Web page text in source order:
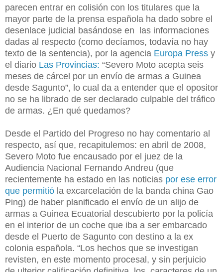
parecen entrar en colisión con los titulares que la
mayor parte de la prensa española ha dado sobre el
desenlace judicial basándose en las informaciones
dadas al respecto (como decíamos, todavía no hay
texto de la sentencia), por la agencia Europa Press y
el diario Las Provincias: “Severo Moto acepta seis
meses de cárcel por un envío de armas a Guinea
desde Sagunto”, lo cual da a entender que el opositor
no se ha librado de ser declarado culpable del tráfico
de armas. ¿En qué quedamos?
Desde el Partido del Progreso no hay comentario al
respecto, así que, recapitulemos: en abril de 2008,
Severo Moto fue encausado por el juez de la
Audiencia Nacional Fernando Andreu (que
recientemente ha estado en las noticias por ese error
que permitió la excarcelación de la banda china Gao
Ping) de haber planificado el envío de un alijo de
armas a Guinea Ecuatorial descubierto por la policía
en el interior de un coche que iba a ser embarcado
desde el Puerto de Sagunto con destino a la ex
colonia española. “Los hechos que se investigan
revisten, en este momento procesal, y sin perjuicio